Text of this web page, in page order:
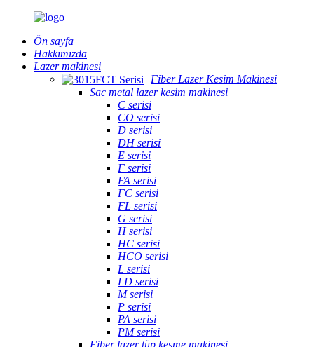
Ön sayfa
Hakkımızda
Lazer makinesi
Fiber Lazer Kesim Makinesi
Sac metal lazer kesim makinesi
C serisi
CO serisi
D serisi
DH serisi
E serisi
F serisi
FA serisi
FC serisi
FL serisi
G serisi
H serisi
HC serisi
HCO serisi
L serisi
LD serisi
M serisi
P serisi
PA serisi
PM serisi